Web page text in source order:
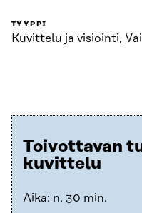
TYYPPI
Kuvittelu ja visiointi,
Toivottavan
kuvittelu
Aika: n. 30 min.